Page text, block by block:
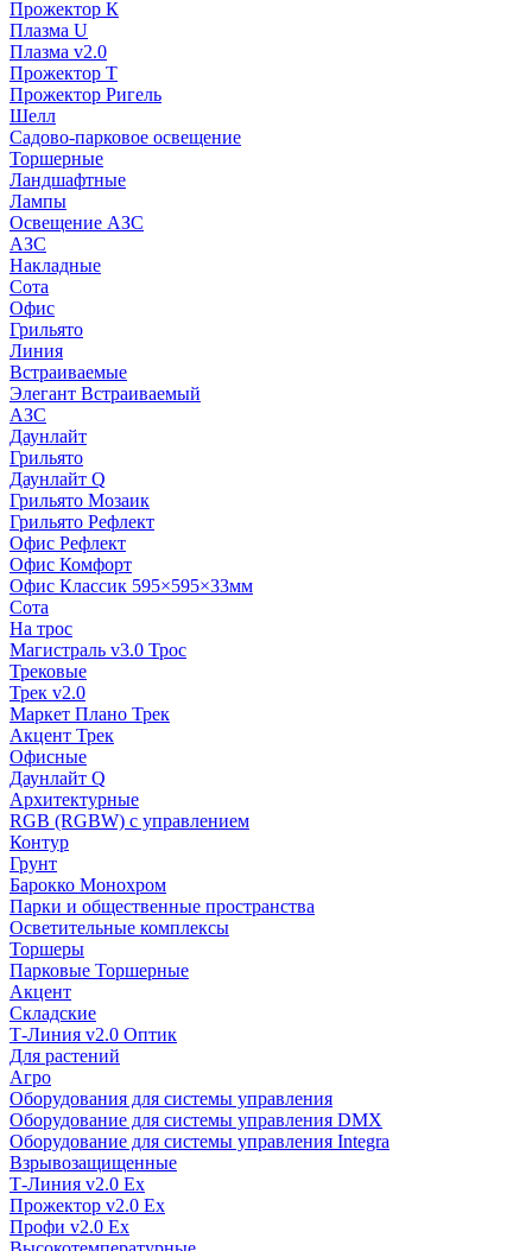
Прожектор К
Плазма U
Плазма v2.0
Прожектор Т
Прожектор Ригель
Шелл
Садово-парковое освещение
Торшерные
Ландшафтные
Лампы
Освещение АЗС
АЗС
Накладные
Сота
Офис
Грильято
Линия
Встраиваемые
Элегант Встраиваемый
АЗС
Даунлайт
Грильято
Даунлайт Q
Грильято Мозаик
Грильято Рефлект
Офис Рефлект
Офис Комфорт
Офис Классик 595×595×33мм
Сота
На трос
Магистраль v3.0 Трос
Трековые
Трек v2.0
Маркет Плано Трек
Акцент Трек
Офисные
Даунлайт Q
Архитектурные
RGB (RGBW) с управлением
Контур
Грунт
Барокко Монохром
Парки и общественные пространства
Осветительные комплексы
Торшеры
Парковые Торшерные
Акцент
Складские
Т-Линия v2.0 Оптик
Для растений
Агро
Оборудования для системы управления
Оборудование для системы управления DMX
Оборудование для системы управления Integra
Взрывозащищенные
Т-Линия v2.0 Ex
Прожектор v2.0 Ex
Профи v2.0 Ex